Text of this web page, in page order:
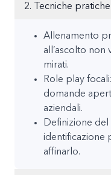
2. Tecniche
Allenamento
all’ascolto non
mirati.
Role play
domande
aziendali.
Definizione
identificazione
affinarlo.